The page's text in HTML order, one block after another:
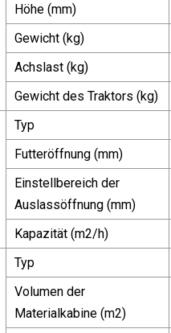
Höhe (mm)
Gewicht (kg)
Achslast (kg)
Gewicht des Traktors (kg)
Typ
Futteröffnung (mm)
Einstellbereich der
Auslassöffnung (mm)
Kapazität (m2/h)
Typ
Volumen der
Materialkabine (m2)